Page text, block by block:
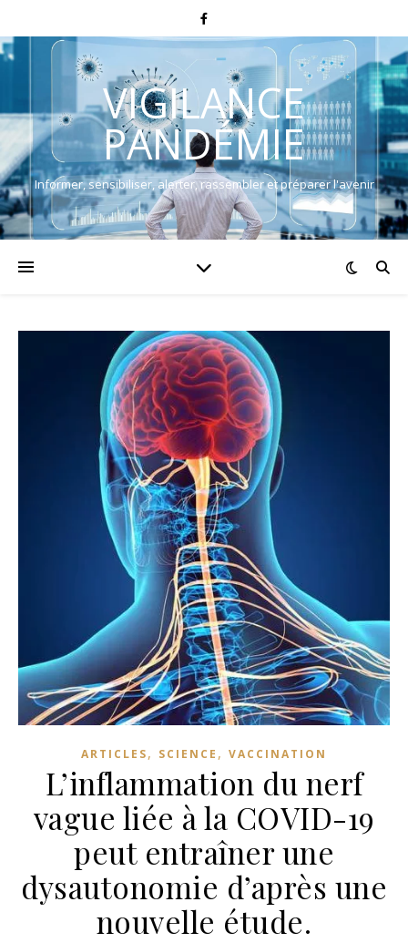
VIGILANCE
PANDÉMIE
Informer, sensibiliser, alerter, rassembler et préparer l'avenir
ARTICLES, SCIENCE , VACCINATION
L’inflammation du nerf
vague liée à la COVID-19
peut entraîner une
dysautonomie d’après une
nouvelle étude.